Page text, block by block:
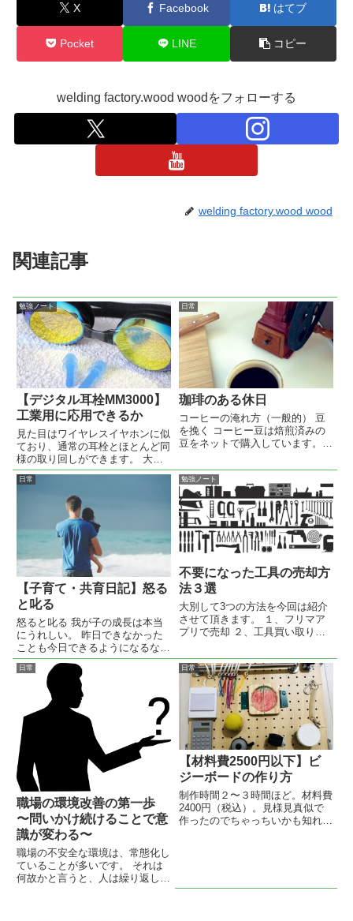
X Facebook はてブ
Pocket LINE コピー
welding factory.wood woodをフォローする
welding factory.wood wood
関連記事
勉強ノート
【デジタル耳栓MM3000】
工業用に応用できるか
見た目はワイヤレスイヤホンに似
ており、通常の耳栓とほとんど同
様の取り回しができます。 大き
な違いは、充電式であることとノ
イズキャンセル機能が搭載されて
いることです。
日常
珈琲のある休日
コーヒーの淹れ方（一般的） 豆
を挽く コーヒー豆は焙煎済みの
豆をネットで購入しています。
そうなヤツ（笑） 酸味は少ない
方が好きなので、そこはだけ気に
して見ます。 豆は手挽きミルを
使って挽きます。 細挽きが多
い...
日常
【子育て・共育日記】怒る
と叱る
怒ると叱る 我が子の成長は本当
にうれしい。 昨日できなかった
ことも今日できるようになるなん
てことも 増えてきて、目を見張
る毎日。 しかし、やっぱり楽し
い事ばかりじゃない。 自分の主
張、我が出てきて気に入らないこ
とや注意されるとあからさまに
不...
勉強ノート
不要になった工具の売却方
法３選
大別して3つの方法を今回は紹介
させて頂きます。 １、フリマア
プリで売却 ２、工具買い取り店
買取サービスを利用して売却
日常
職場の環境改善の第一歩
〜問いかけ続けることで意
識が変わる〜
職場の不安全な環境は、常態化し
ていることが多いです。 それは
何故かと言うと、人は繰り返し同
日常
【材料費2500円以下】ビ
ジーボードの作り方
制作時間２〜３時間ほど。材料費
2400円（税込）。見様見真似で
作ったのでちゃっちいかも知れま